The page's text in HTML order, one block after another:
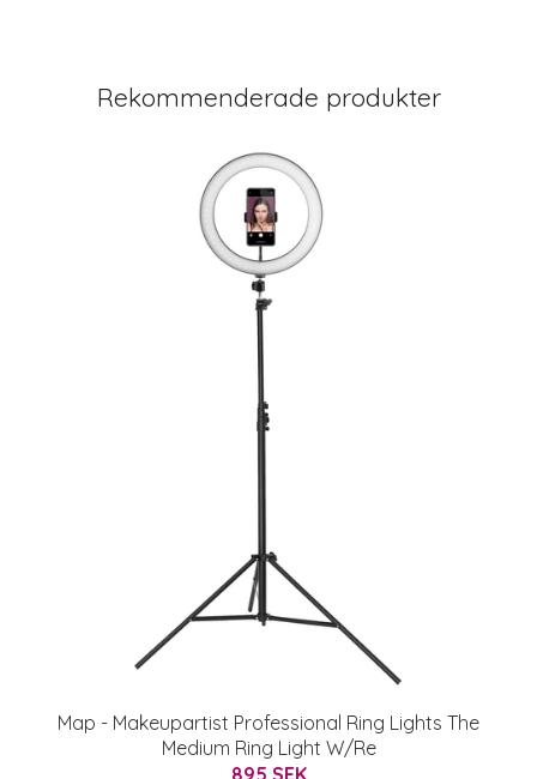
Rekommenderade produkter
Map - Makeupartist Professional Ring Lights The
Medium Ring Light W/Re
895 SEK